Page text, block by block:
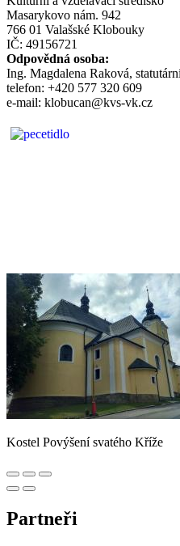
Masarykovo nám. 942
766 01 Valašské Klobouky
IČ: 49156721
Odpovědná osoba:
Ing. Magdalena Raková,
telefon: +420 577 320 609
e-mail: klobucan@kvs-vk.cz
Kostel Povýšení svatého Kříže
Partneři